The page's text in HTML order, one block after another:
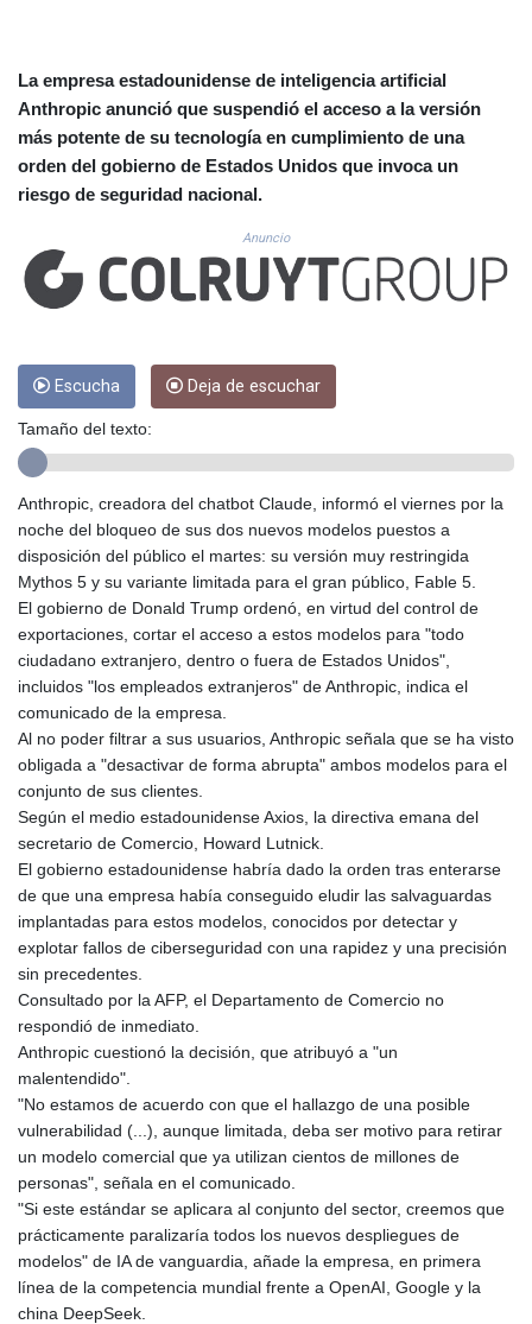
DKK 7.47541
DOP 67.250199
DZD 153.530983
EGP 57.54318
ERN 17.322822
FJD 2.553963
FKP 0.857848
GBP 0.857774
GHS 13.520339
GIP 0.857848
GNF 10128.411837
GYD 241.227629
HKD 9.058306
HNL 30.907112
HRK 7.534038
HTG 150.767698
HUF 362.223087
IDR 20682.294394
ILS 3.477385
INR 109.932764
IQD 1510.627108
1587694.361999
ISK 141.792902
JEP 0.857848
JMD 183.243508
JOD 0.818791
JPY 182.181232
KGS 100.991685
KMF 493.12343
KWD 0.357023
KYD 0.961017
KZT 541.135669
LAK 26067.486096
LBP
103263.512096
LKR 386.906578
LRD 208.141271
La empresa estadounidense de inteligencia artificial
Anthropic anunció que suspendió el acceso a la versión
más potente de su tecnología en cumplimiento de una
orden del gobierno de Estados Unidos que invoca un
riesgo de seguridad nacional.
Anuncio
Escucha Deja de escuchar
Tamaño del texto:
Anthropic, creadora del chatbot Claude, informó el viernes por la
noche del bloqueo de sus dos nuevos modelos puestos a
disposición del público el martes: su versión muy restringida
Mythos 5 y su variante limitada para el gran público, Fable 5.
El gobierno de Donald Trump ordenó, en virtud del control de
exportaciones, cortar el acceso a estos modelos para "todo
ciudadano extranjero, dentro o fuera de Estados Unidos",
incluidos "los empleados extranjeros" de Anthropic, indica el
comunicado de la empresa.
Al no poder filtrar a sus usuarios, Anthropic señala que se ha visto
obligada a "desactivar de forma abrupta" ambos modelos para el
conjunto de sus clientes.
Según el medio estadounidense Axios, la directiva emana del
secretario de Comercio, Howard Lutnick.
El gobierno estadounidense habría dado la orden tras enterarse
de que una empresa había conseguido eludir las salvaguardas
implantadas para estos modelos, conocidos por detectar y
explotar fallos de ciberseguridad con una rapidez y una precisión
sin precedentes.
Consultado por la AFP, el Departamento de Comercio no
respondió de inmediato.
Anthropic cuestionó la decisión, que atribuyó a "un
malentendido".
"No estamos de acuerdo con que el hallazgo de una posible
vulnerabilidad (...), aunque limitada, deba ser motivo para retirar
un modelo comercial que ya utilizan cientos de millones de
personas", señala en el comunicado.
"Si este estándar se aplicara al conjunto del sector, creemos que
prácticamente paralizaría todos los nuevos despliegues de
modelos" de IA de vanguardia, añade la empresa, en primera
línea de la competencia mundial frente a OpenAI, Google y la
china DeepSeek.